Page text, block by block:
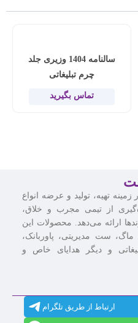
سالنامه 1404 وزیری جلد
چرم تبلیغاتی
تماس بگیرید
تهیه، تولید و عرضه انواع
از تیمی مجرب و خلاق،
ارائه می‌دهد. محصولات این
ست مدیریتی، پاوربانک،
و دیگر هدایای خاص و
ارتباط از طریق تلگرام